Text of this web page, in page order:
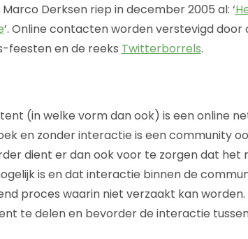
Marco Derksen riep in december 2005 al: ‘
’. Online contacten worden verstevigd
feesten en de reeks Twitterborrels.
(in welke vorm dan ook) is een online
en zonder interactie is een community
dient er dan ook voor te zorgen dat het
is en dat interactie binnen de
proces waarin niet verzaakt kan
te delen en bevorder de interactie